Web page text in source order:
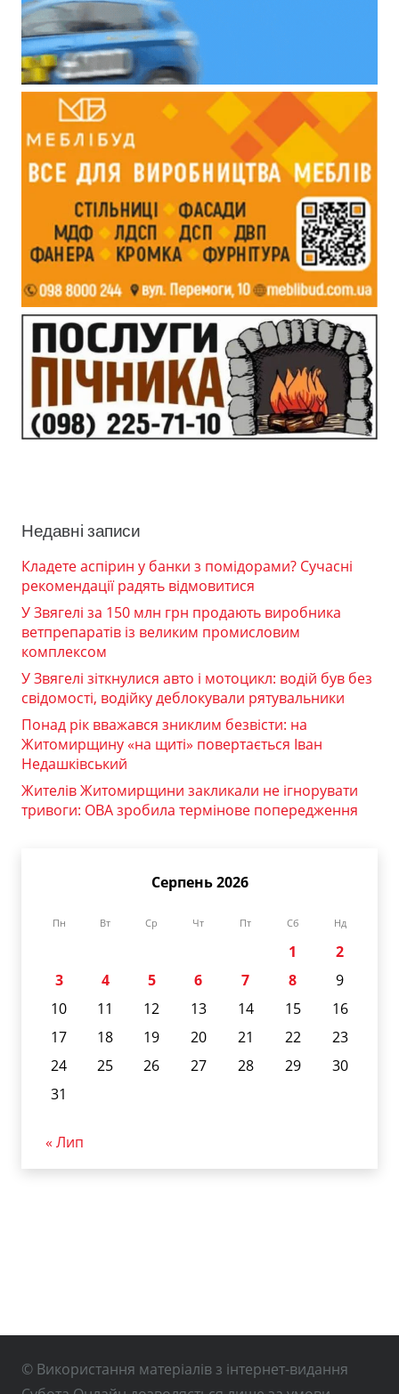
Недавні записи
Кладете аспірин у банки з помідорами? Сучасні
рекомендації радять відмовитися
У Звягелі за 150 млн грн продають виробника
ветпрепаратів із великим промисловим
комплексом
У Звягелі зіткнулися авто і мотоцикл: водій був без
свідомості, водійку деблокували рятувальники
Понад рік вважався зниклим безвісти: на
Житомирщину «на щиті» повертається Іван
Недашківський
Жителів Житомирщини закликали не ігнорувати
тривоги: ОВА зробила термінове попередження
Серпень 2026
Пн Вт Ср Чт Пт Сб Нд
1
2
3
4 5 6 7 8
9
10
11 12 13 14 15
16
17
18 19 20 21 22
23
24
25 26 27 28 29
30
31
« Лип
© Використання матеріалів з інтернет-видання